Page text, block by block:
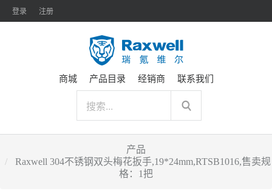
登录 注册
商城 产品目录 经销商 联系我们
产品
Raxwell 304不锈钢双头梅花扳手,19*24mm,RTSB1016,售卖规
格：1把